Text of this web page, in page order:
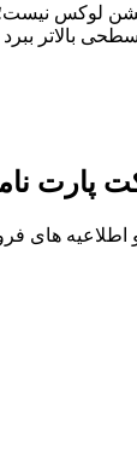
لوکس نیست؛
بالاتر ببرد
پارت
اطلاعیه های